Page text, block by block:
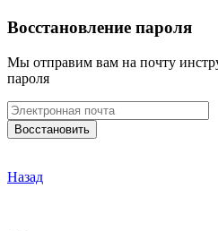
Восстановление пароля
Мы отправим вам на почту
пароля
Назад